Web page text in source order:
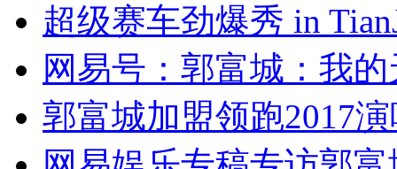
超级赛车劲爆秀 in
网易号：郭富城：我
郭富城加盟领跑2017